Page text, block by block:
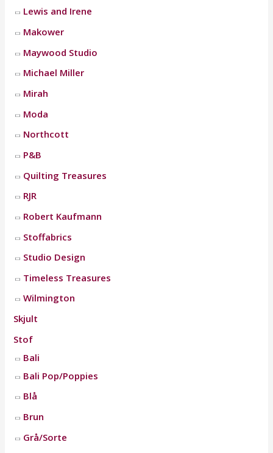
Lewis and Irene
Makower
Maywood Studio
Michael Miller
Mirah
Moda
Northcott
P&B
Quilting Treasures
RJR
Robert Kaufmann
Stoffabrics
Studio Design
Timeless Treasures
Wilmington
Skjult
Stof
Bali
Bali Pop/Poppies
Blå
Brun
Grå/Sorte